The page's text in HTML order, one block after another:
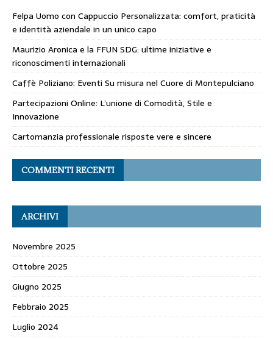
Felpa Uomo con Cappuccio Personalizzata: comfort, praticità
e identità aziendale in un unico capo
Maurizio Aronica e la FFUN SDG: ultime iniziative e
riconoscimenti internazionali
Caffè Poliziano: Eventi Su misura nel Cuore di Montepulciano
Partecipazioni Online: L’unione di Comodità, Stile e
Innovazione
Cartomanzia professionale risposte vere e sincere
COMMENTI RECENTI
ARCHIVI
Novembre 2025
Ottobre 2025
Giugno 2025
Febbraio 2025
Luglio 2024